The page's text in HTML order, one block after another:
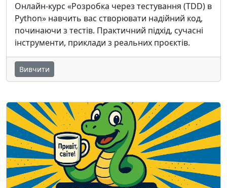
Онлайн-курс «Розробка через тестування (TDD) в
Python» навчить вас створювати надійний код,
починаючи з тестів. Практичний підхід, сучасні
інструменти, приклади з реальних проєктів.
Вивчити